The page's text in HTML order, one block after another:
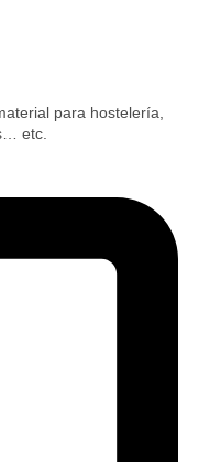
para hostelería,
etc.